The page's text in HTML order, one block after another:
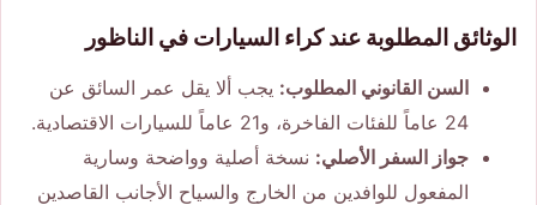
الوثائق المطلوبة عند كراء السيارات في الناظور
السن القانوني المطلوب: يجب ألا يقل عمر السائق عن
24 عاماً للفئات الفاخرة، و21 عاماً للسيارات الاقتصادية.
جواز السفر الأصلي: نسخة أصلية وواضحة وسارية
المفعول للوافدين من الخارج والسياح الأجانب القاصدين